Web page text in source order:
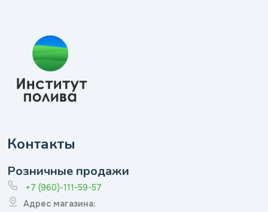
Контакты
Розничные продажи
+7 (960)-111-59-57
Адрес магазина: